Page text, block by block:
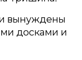
вынуждены
досками и